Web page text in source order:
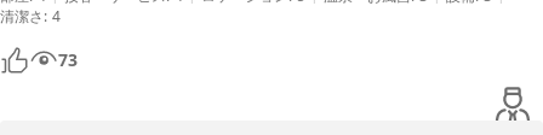
清潔さ: 4
73